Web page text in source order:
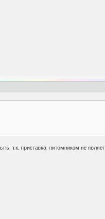
т.к. приставка, питомником не